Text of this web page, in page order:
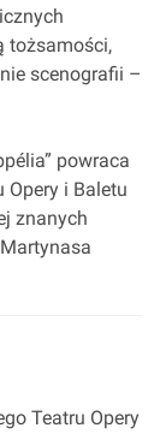
tożsamości,
scenografii –
powraca
Opery i Baletu
znanych
Teatru Opery